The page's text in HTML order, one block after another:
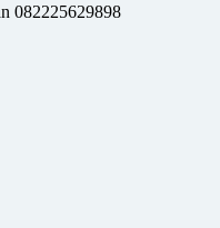
082225629898